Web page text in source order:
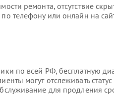
ремонта, отсутствие
телефону или онлайн на
по всей РФ, бесплатную
могут отслеживать
для продления